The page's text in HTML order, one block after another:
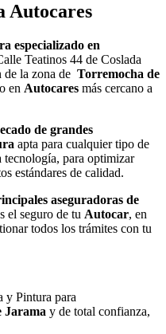
Autocares
especializado en
Teatinos 44 de Coslada
de la zona de Torremocha de
en Autocares más cercano a
de grandes
apta para cualquier tipo de
tecnología, para optimizar
estándares de calidad.
aseguradoras de
el seguro de tu Autocar, en
todos los trámites con tu
y Pintura para
Jarama y de total confianza,